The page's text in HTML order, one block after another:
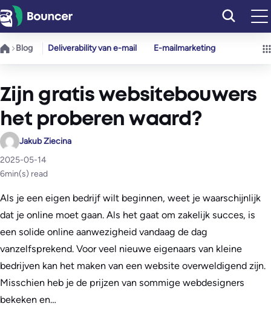
Ga
naar
de
Blog Deliverability van e-mail E-mailmarketing
Zijn gratis websitebouwers
het proberen waard?
Jakub Ziecina
2025-05-14
6min(s) read
Als je een eigen bedrijf wilt beginnen, weet je waarschijnlijk
dat je online moet gaan. Als het gaat om zakelijk succes, is
een solide online aanwezigheid vandaag de dag
vanzelfsprekend. Voor veel nieuwe eigenaars van kleine
bedrijven kan het maken van een website overweldigend zijn.
Misschien heb je de prijzen van sommige webdesigners
bekeken en…